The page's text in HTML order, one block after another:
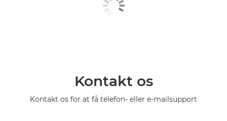
Kontakt os
Kontakt os for at få telefon- eller e-mailsupport